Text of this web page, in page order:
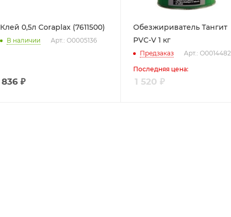
Клей 0,5л Coraplax (7611500)
В наличии Арт.: О0005136
836₽
Обезжириватель Тангит
PVC-V 1 кг
Предзаказ Арт.: О0014482
Последняя цена:
1 520 ₽